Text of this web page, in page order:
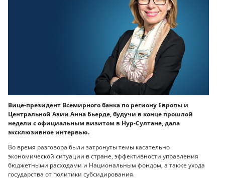
Вице-президент Всемирного банка по региону Европы и
Центральной Азии Анна Бьерде, будучи в конце прошлой
недели с официальным визитом в Нур-Султане, дала
эксклюзивное интервью.
Во время разговора были затронуты темы касательно
экономической ситуации в стране, эффективности управления
бюджетными расходами и Национальным фондом, а также ухода
государства от политики субсидирования.